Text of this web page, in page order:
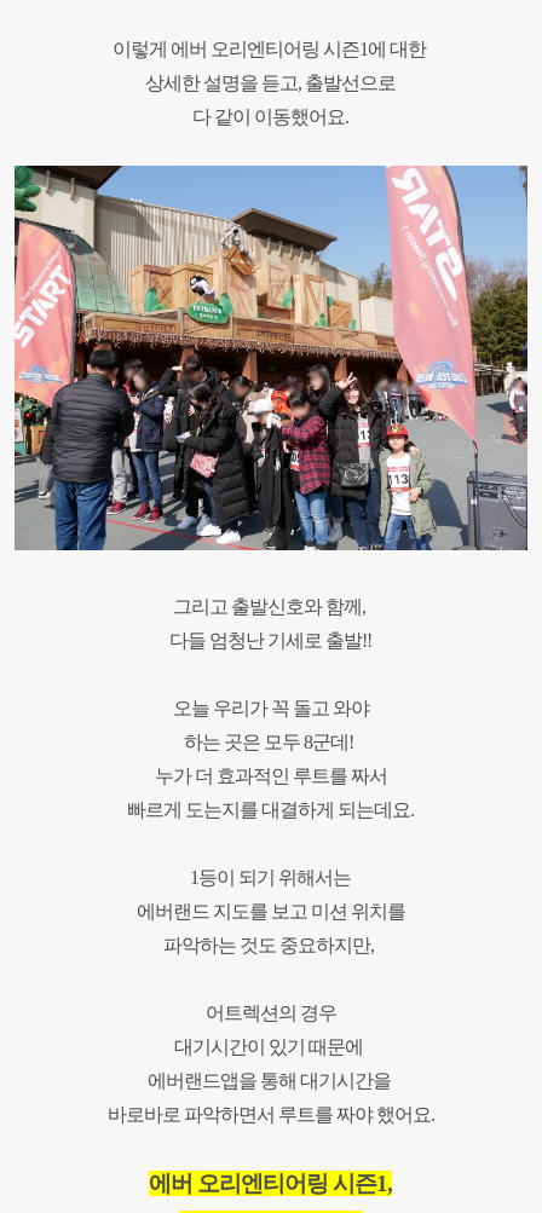
이렇게 에버 오리엔티어링 시즌1에 대한
상세한 설명을 듣고, 출발선으로
다 같이 이동했어요.
그리고 출발신호와 함께 ,
다들 엄청난 기세로 출발!!
오늘 우리가 꼭 돌고 와야
하는 곳은 모두8군데 !
누가 더 효과적인 루트를 짜서
빠르게 도는지를 대결하게 되는데요.
1등이 되기 위해서는
에버랜드 지도를 보고 미션 위치를
파악하는 것도 중요하지만,
어 트렉션의 경우
대기시간이 있기 때문에
에버랜드앱을 통해 대기시간을
바로바로 파악하면서 루트를 짜야 했어요.
에버 오리엔티어링 시즌1,